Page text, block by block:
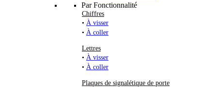
Par Fonctionnalité
Chiffres
• À visser
• À coller
Lettres
• À visser
• À coller
Plaques de signalétique de porte